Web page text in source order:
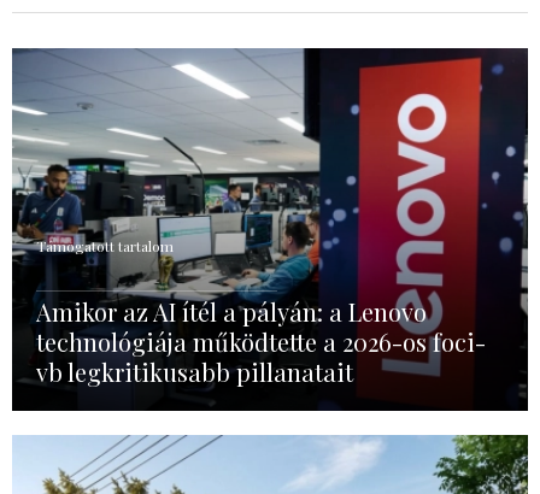
Támogatott tartalom
Amikor az AI ítél a pályán: a Lenovo
technológiája működtette a 2026-os foci-
vb legkritikusabb pillanatait